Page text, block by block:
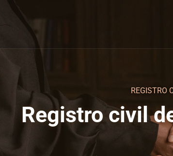
REGISTRO
Registro civil